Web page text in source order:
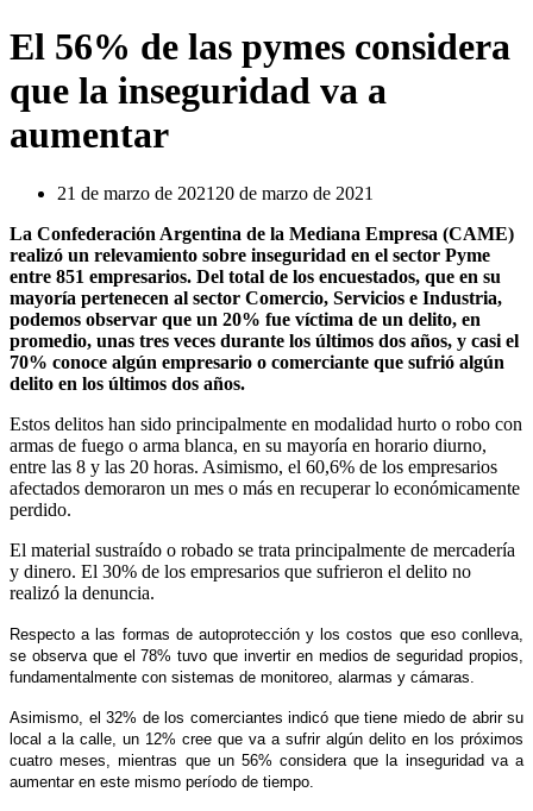
El 56% de las pymes considera
que la inseguridad va a
aumentar
21 de marzo de 2021 20 de marzo de 2021
La Confederación Argentina de la Mediana Empresa (CAME)
realizó un relevamiento sobre inseguridad en el sector Pyme
entre 851 empresarios. Del total de los encuestados, que en su
mayoría pertenecen al sector Comercio, Servicios e Industria,
podemos observar que un 20% fue víctima de un delito, en
promedio, unas tres veces durante los últimos dos años, y casi el
70% conoce algún empresario o comerciante que sufrió algún
delito en los últimos dos años.
Estos delitos han sido principalmente en modalidad hurto o robo con
armas de fuego o arma blanca, en su mayoría en horario diurno,
entre las 8 y las 20 horas. Asimismo, el 60,6% de los empresarios
afectados demoraron un mes o más en recuperar lo económicamente
perdido.
El material sustraído o robado se trata principalmente de mercadería
y dinero. El 30% de los empresarios que sufrieron el delito no
realizó la denuncia.
Respecto a las formas de autoprotección y los costos que eso conlleva,
se observa que el 78% tuvo que invertir en medios de seguridad propios,
fundamentalmente con sistemas de monitoreo, alarmas y cámaras.
Asimismo, el 32% de los comerciantes indicó que tiene miedo de abrir su
local a la calle, un 12% cree que va a sufrir algún delito en los próximos
cuatro meses, mientras que un 56% considera que la inseguridad va a
aumentar en este mismo período de tiempo.